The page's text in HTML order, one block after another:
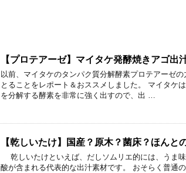
【プロテアーゼ】マイタケ発酵焼きアゴ出
以前、マイタケのタンパク質分解酵素プロテアーゼ
とることをレポート＆おススメしました。 マイタケ
を分解する酵素を非常に強く出すので、出 …
【乾しいたけ】国産？原木？菌床？ほんと
乾しいたけといえば、だしソムリエ的には、うま
酸が含まれる代表的な出汁素材です。 おそらく普通